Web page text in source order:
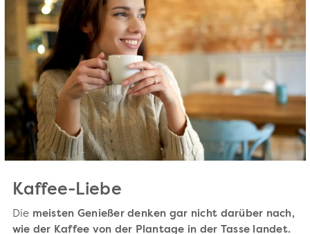
Kaffee-Liebe
Die meisten Genießer denken gar nicht darüber nach,
wie der Kaffee von der Plantage in der Tasse landet.